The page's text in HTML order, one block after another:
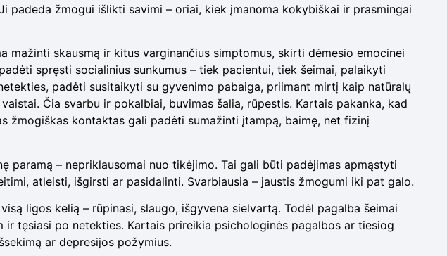
padeda žmogui išlikti savimi – oriai, kiek įmanoma kokybiškai ir prasmingai
mažinti skausmą ir kitus varginančius simptomus, skirti dėmesio emocinei
spręsti socialinius sunkumus – tiek pacientui, tiek šeimai, palaikyti
padėti susitaikyti su gyvenimo pabaiga, priimant mirtį kaip natūralų
Čia svarbu ir pokalbiai, buvimas šalia, rūpestis. Kartais pakanka, kad
žmogiškas kontaktas gali padėti sumažinti įtampą, baimę, net fizinį
paramą – nepriklausomai nuo tikėjimo. Tai gali būti padėjimas apmąstyti
atleisti, išgirsti ar pasidalinti. Svarbiausia – jaustis žmogumi iki pat galo.
ligos kelią – rūpinasi, slaugo, išgyvena sielvartą. Todėl pagalba šeimai
ir tęsiasi po netekties. Kartais prireikia psichologinės pagalbos ar tiesiog
ar depresijos požymius.